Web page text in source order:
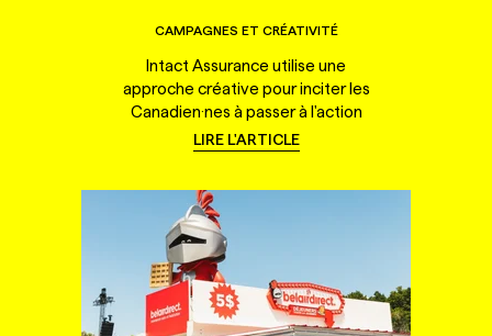
CAMPAGNES ET CRÉATIVITÉ
Intact Assurance utilise une
approche créative pour inciter les
Canadien·nes à passer à l'action
LIRE L'ARTICLE